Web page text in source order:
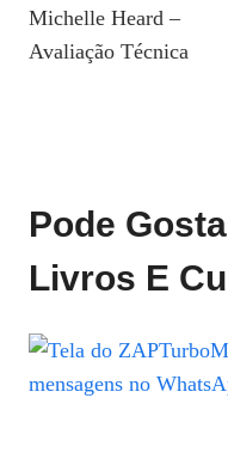
Post
Michelle Heard –
Avaliação Técnica
Pode
Livros E